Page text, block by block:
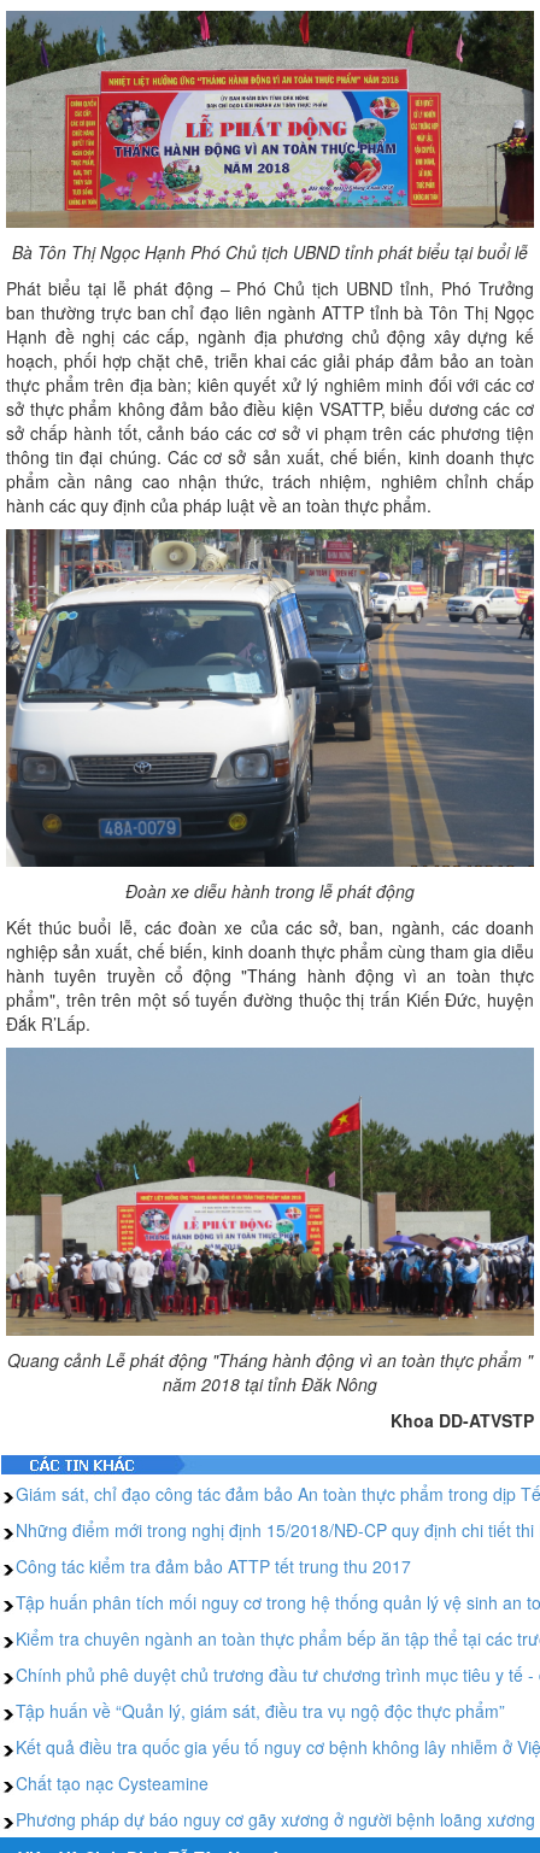
Bà Tôn Thị Ngọc Hạnh Phó Chủ tịch UBND tỉnh phát biểu tại buổi lễ
Phát biểu tại lễ phát động – Phó Chủ tịch UBND tỉnh, Phó Trưởng
ban thường trực ban chỉ đạo liên ngành ATTP tỉnh bà Tôn Thị Ngọc
Hạnh đề nghị các cấp, ngành địa phương chủ động xây dựng kế
hoạch, phối hợp chặt chẽ, triễn khai các giải pháp đảm bảo an toàn
thực phẩm trên địa bàn; kiên quyết xử lý nghiêm minh đối với các cơ
sở thực phẩm không đảm bảo điều kiện VSATTP, biểu dương các cơ
sở chấp hành tốt, cảnh báo các cơ sở vi phạm trên các phương tiện
thông tin đại chúng. Các cơ sở sản xuất, chế biến, kinh doanh thực
phẩm cần nâng cao nhận thức, trách nhiệm, nghiêm chỉnh chấp
hành các quy định của pháp luật về an toàn thực phẩm.
Đoàn xe diễu hành trong lễ phát động
Kết thúc buổi lễ, các đoàn xe của các sở, ban, ngành, các doanh
nghiệp sản xuất, chế biến, kinh doanh thực phẩm cùng tham gia diễu
hành tuyên truyền cổ động "Tháng hành động vì an toàn thực
phẩm", trên trên một số tuyến đường thuộc thị trấn Kiến Đức, huyện
Đắk R’Lấp.
Quang cảnh Lễ phát động "Tháng hành động vì an toàn thực phẩm "
năm 2018 tại tỉnh Đăk Nông
Khoa DD-ATVSTP
Giám sát, chỉ đạo công tác đảm bảo An toàn thực phẩm trong dịp
Những điểm mới trong nghị định 15/2018/NĐ-CP quy định chi tiết
Công tác kiểm tra đảm bảo ATTP tết trung thu 2017
Tập huấn phân tích mối nguy cơ trong hệ thống quản lý vệ sinh an
Kiểm tra chuyên ngành an toàn thực phẩm bếp ăn tập thể tại các
Chính phủ phê duyệt chủ trương đầu tư chương trình mục tiêu y tế
Tập huấn về “Quản lý, giám sát, điều tra vụ ngộ độc thực phẩm”
Kết quả điều tra quốc gia yếu tố nguy cơ bệnh không lây nhiễm ở
Chất tạo nạc Cysteamine
Phương pháp dự báo nguy cơ gãy xương ở người bệnh loãng